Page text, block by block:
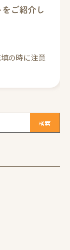
ご紹介し
の時に注意